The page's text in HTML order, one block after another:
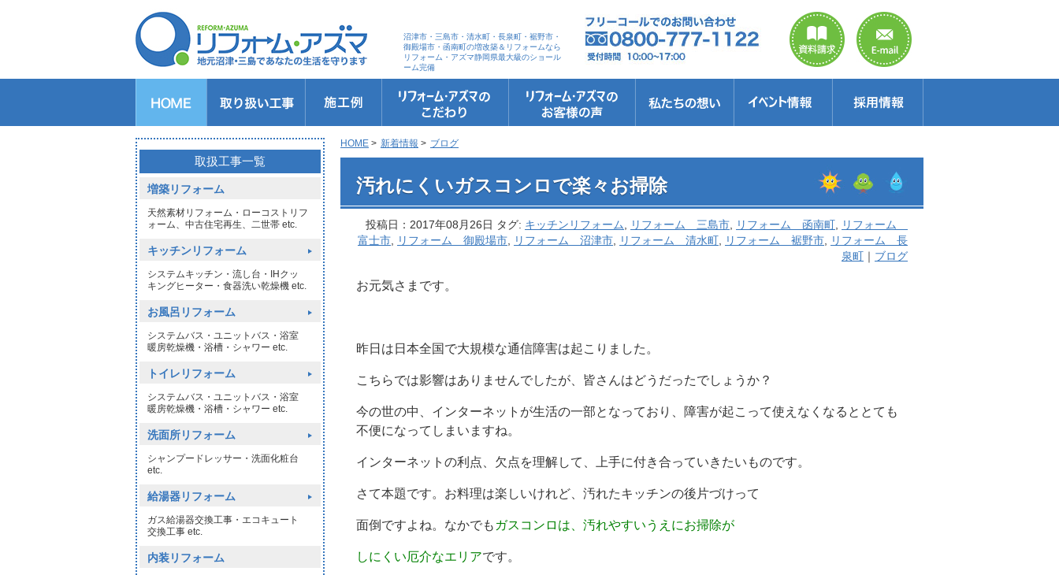
沼津市・三島市・清水町・長泉町・裾野市・
御殿場市・函南町の増改築＆リフォームなら
リフォーム・アズマ静岡県最大級のショール
ーム完備
キッチンのリフォーム
バスルームのリフォーム
トイレのリフォーム
洗面所のリフォーム
給湯器交換
窓リフォーム
玄関リフォーム
1DAYリフォーム
外壁・屋根塗装 リフォーム・アズマのこだわり
お客さまへの5つのお約束
リフォームの流れ
リフォームQ&A
安心保証
リフォームローン相談
HOME > 新着情報 > ブログ
> 汚れにくいガスコンロで楽々お掃除
汚れにくいガスコンロで楽々お掃除
投稿日：2017年08月26日 タグ: キッチンリフォーム リフォーム 三島市 リフォーム 函南町
リフォーム
富士市
リフォーム 御殿場市 リフォーム 沼津市 リフォーム 清水町 リフォーム 裾野市
リフォーム 長
泉町 ｜ ブログ
お元気さまです。
昨日は日本全国で大規模な通信障害は起こりました。
こちらでは影響はありませんでしたが、皆さんはどうだったでしょうか？
今の世の中、インターネットが生活の一部となっており、障害が起こって使えなくなるととても
不便になってしまいますね。
インターネットの利点、欠点を理解して、上手に付き合っていきたいものです。
さて本題です。お料理は楽しいけれど、汚れたキッチンの後片づけって
面倒ですよね。なかでも ガスコンロは、汚れやすいうえにお掃除が
しにくい厄介なエリアです。
取扱工事一覧
増築リフォーム
天然素材リフォーム・ローコストリフ
ォーム、中古住宅再生、二世帯 etc.
キッチンリフォーム
システムキッチン・流し台・IHクッ
キングヒーター・食器洗い乾燥機 etc.
お風呂リフォーム
システムバス・ユニットバス・浴室
暖房乾燥機・浴槽・シャワー etc.
トイレリフォーム
システムバス・ユニットバス・浴室
暖房乾燥機・浴槽・シャワー etc.
洗面所リフォーム
シャンプードレッサー・洗面化粧台
etc.
給湯器リフォーム
ガス給湯器交換工事・エコキュート
交換工事 etc.
内装リフォーム